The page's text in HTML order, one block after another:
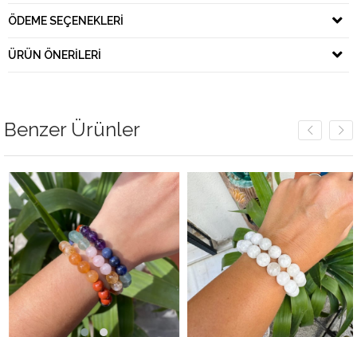
ÖDEME SEÇENEKLERI
ÜRÜN ÖNERILERI
Benzer Ürünler